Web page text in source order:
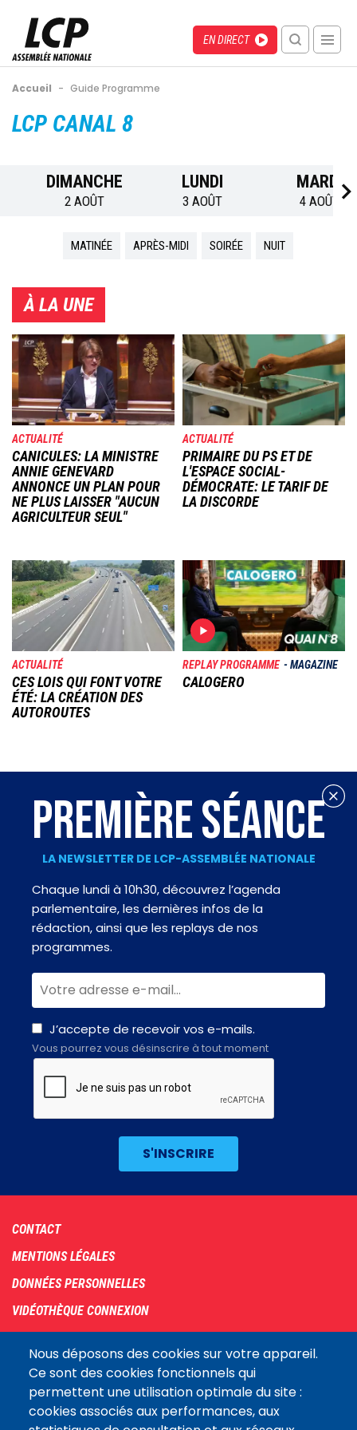
contenu
principal
Menu
recherche
mobile
Direct
EN DIRECT
Fil
Accueil - Guide Programme
Back
LCP CANAL 8
DIMANCHE
2 AOÛT
LUNDI
3 AOÛT
MARDI
4 AOÛT
MATINÉE APRÈS-MIDI SOIRÉE NUIT
À LA UNE
Image
ACTUALITÉ
CANICULES: LA MINISTRE
ANNIE GENEVARD
ANNONCE UN PLAN POUR
NE PLUS LAISSER "AUCUN
AGRICULTEUR SEUL"
Image
ACTUALITÉ
PRIMAIRE DU PS ET DE
L'ESPACE SOCIAL-
DÉMOCRATE: LE TARIF DE
LA DISCORDE
Image
ACTUALITÉ
CES LOIS QUI FONT VOTRE
ÉTÉ: LA CRÉATION DES
AUTOROUTES
Image
REPLAY PROGRAMME MAGAZINE
CALOGERO
Nous déposons des cookies sur votre appareil.
Ce sont des cookies fonctionnels qui
permettent une utilisation optimale du site :
cookies associés aux performances, aux
PREMIÈRE SÉANCE
LA NEWSLETTER DE LCP-ASSEMBLÉE NATIONALE
Chaque lundi à 10h30, découvrez l’agenda
parlementaire, les dernières infos de la
rédaction, ainsi que les replays de nos
programmes.
J’accepte de recevoir vos e-mails.
Vous pourrez vous désinscrire à tout moment
Footer
menu
CONTACT
MENTIONS LÉGALES
DONNÉES PERSONNELLES
VIDÉOTHÈQUE CONNEXION
ARCHIVES
COOKIES
Assemblée